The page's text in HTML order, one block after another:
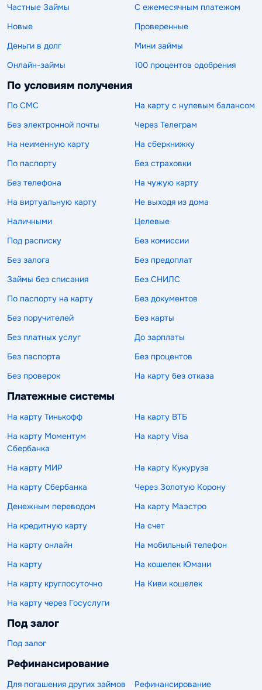
Частные Займы
С ежемесячным платежом
Новые
Проверенные
Деньги в долг
Мини займы
Онлайн-займы
100 процентов одобрения
По условиям получения
По СМС
На карту с нулевым балансом
Без электронной почты
Через Телеграм
На неименную карту
На сберкнижку
По паспорту
Без страховки
Без телефона
На чужую карту
На виртуальную карту
Не выходя из дома
Наличными
Целевые
Под расписку
Без комиссии
Без залога
Без предоплат
Займы без списания
Без СНИЛС
По паспорту на карту
Без документов
Без поручителей
Без карты
Без платных услуг
До зарплаты
Без паспорта
Без процентов
Без проверок
На карту без отказа
Платежные системы
На карту Тинькофф
На карту ВТБ
На карту Моментум
Сбербанка
На карту Visa
На карту МИР
На карту Кукуруза
На карту Сбербанка
Через Золотую Корону
Денежным переводом
На карту Маэстро
На кредитную карту
На счет
На карту онлайн
На мобильный телефон
На карту
На кошелек Юмани
На карту круглосуточно
На Киви кошелек
На карту через Госуслуги
Под залог
Под залог
Рефинансирование
Для погашения других займов Рефинансирование